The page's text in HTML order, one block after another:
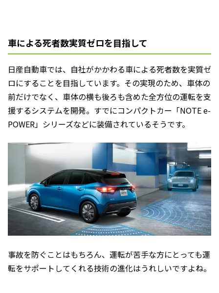
車による死者数実質ゼロを目指して
日産自動車では、自社がかかわる車による死者数を実質ゼ
ロにすることを目指しています。その実現のため、車体の
前だけでなく、車体の横も後ろも含めた全方位の運転を支
援するシステムを開発。すでにコンパクトカー「NOTE e-
POWER」シリーズなどに装備されているそうです。
事故を防ぐことはもちろん、運転が苦手な方にとっても運
転をサポートしてくれる技術の進化はうれしいですよね。